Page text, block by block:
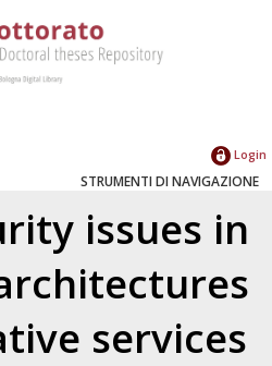
Login
STRUMENTI DI NAVIGAZIONE
issues in
services